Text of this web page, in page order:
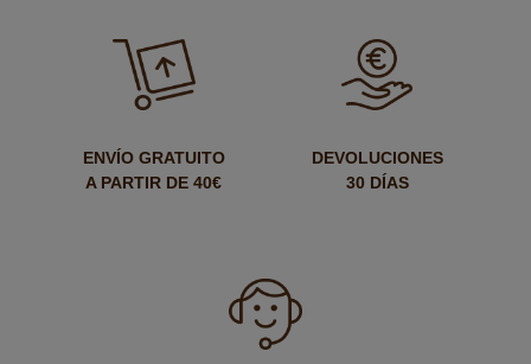
ENVÍO GRATUITO
A PARTIR DE 40€
DEVOLUCIONES
30 DÍAS